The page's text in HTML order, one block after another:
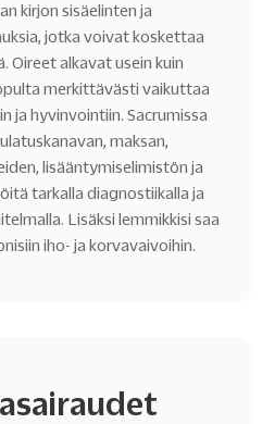
kirjon sisäelinten ja
jotka voivat koskettaa
Oireet alkavat usein kuin
merkittävästi vaikuttaa
ja hyvinvointiin. Sacrumissa
maksan,
lisääntymiselimistön ja
tarkalla diagnostiikalla ja
Lisäksi lemmikkisi saa
iho- ja korvavaivoihin.